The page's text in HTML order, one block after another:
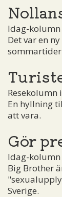
Idag-
Det var en
En hyllning
att vara.
Gör
Idag-
Big Brother
Sverige.